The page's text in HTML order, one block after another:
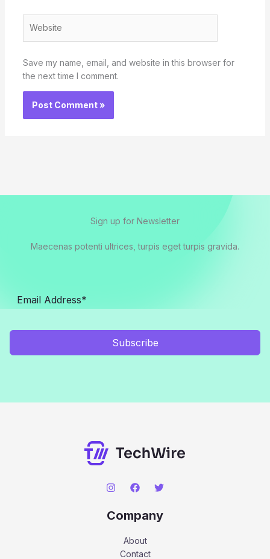
Save my name, email, and website in this browser for
the next time I comment.
Sign up for Newsletter
Maecenas potenti ultrices, turpis eget turpis gravida.
Subscribe
Company
About
Contact